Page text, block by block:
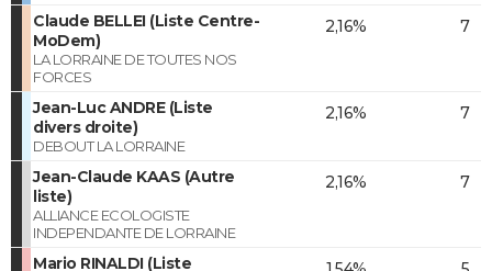
Claude BELLEI (Liste Centre-
MoDem)
LA LORRAINE DE TOUTES NOS
FORCES
2,16% 7
Jean-Luc ANDRE (Liste
divers droite)
DEBOUT LA LORRAINE
2,16% 7
Jean-Claude KAAS (Autre
liste)
ALLIANCE ECOLOGISTE
INDEPENDANTE DE LORRAINE
2,16% 7
Mario RINALDI (Liste